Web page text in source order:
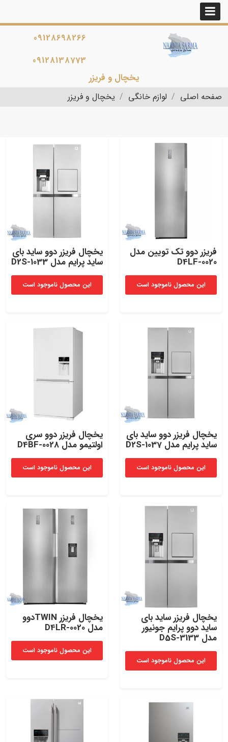
یخچال و فریزر
09128698266
09128138773
صفحه اصلی لوازم خانگی یخچال و فریزر
فریزر دوو تک تویین مدل
D4LF-0020
این محصول ناموجود است
یخچال‌ فریزر دوو ساید بای‌
ساید پرایم مدل D2S-1033
این محصول ناموجود است
یخچال‌ فریزر دوو ساید بای‌
ساید پرایم مدل D2S-1037
این محصول ناموجود است
یخچال‌ فریزر دوو سری
اولتیمو مدل D4BF-0028
این محصول ناموجود است
یخچال فریزر ساید بای
ساید دوو پرایم جونیور
مدل D5S-3133
این محصول ناموجود است
یخچال فریزر TWINدوو
مدل D4LR-0020
این محصول ناموجود است